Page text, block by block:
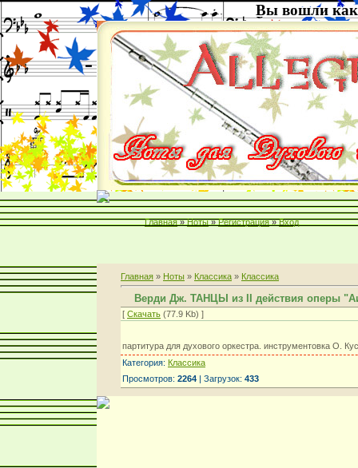
Вы вошли как
Главная » Ноты » Регистрация » Вход
Главная » Ноты » Классика » Классика
Верди Дж. ТАНЦЫ из II действия оперы
[ Скачать (77.9 Kb) ]
партитура для духового оркестра. инструментовка О.
Категория: Классика
Просмотров: 2264 | Загрузок: 433